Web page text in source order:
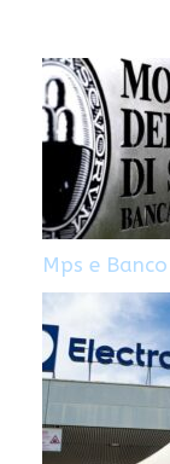
Mps e